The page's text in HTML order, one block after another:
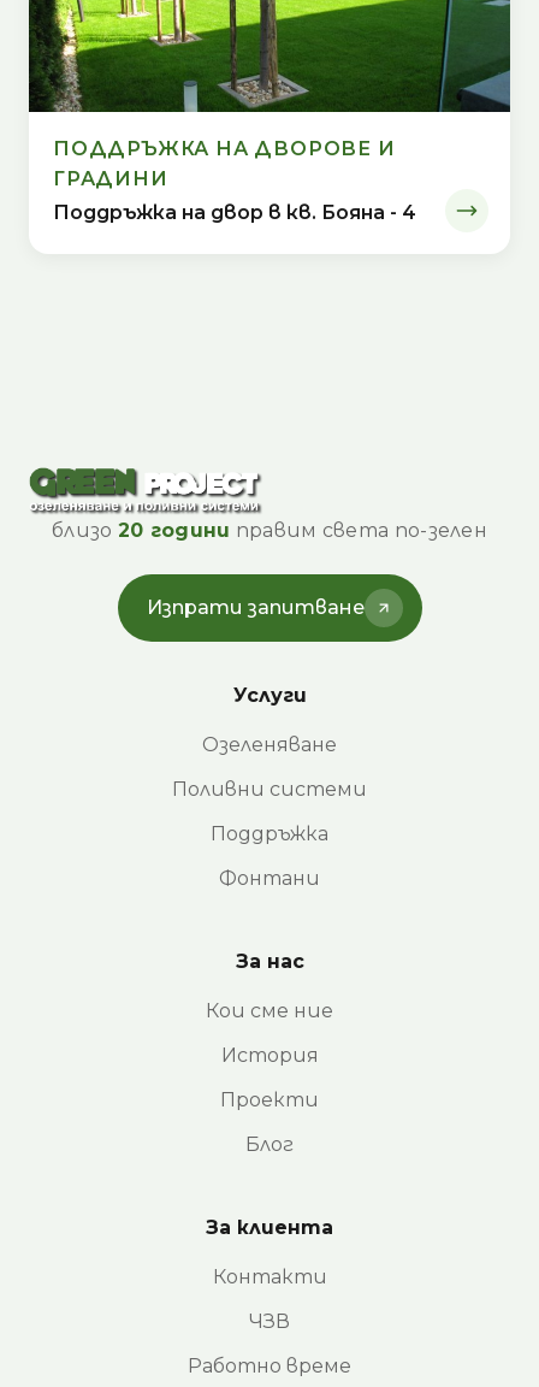
ПОДДРЪЖКА НА ДВОРОВЕ И
ГРАДИНИ
Поддръжка на двор в кв. Бояна - 4
близо 20 години правим света по-зелен
Изпрати запитване
Услуги
Озеленяване
Поливни системи
Поддръжка
Фонтани
За нас
Кои сме ние
История
Проекти
Блог
За клиента
Контакти
ЧЗВ
Работно време